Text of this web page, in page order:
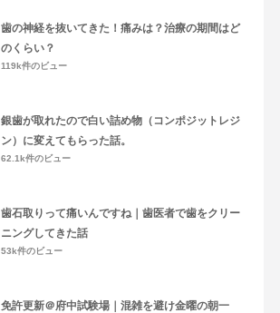
歯の神経を抜いてきた！痛みは？治療の期間はど
のくらい？
119k件のビュー
銀歯が取れたので白い詰め物（コンポジットレジ
ン）に変えてもらった話。
62.1k件のビュー
歯石取りって痛いんですね｜歯医者で歯をクリー
ニングしてきた話
53k件のビュー
免許更新＠府中試験場｜混雑を避け金曜の朝一